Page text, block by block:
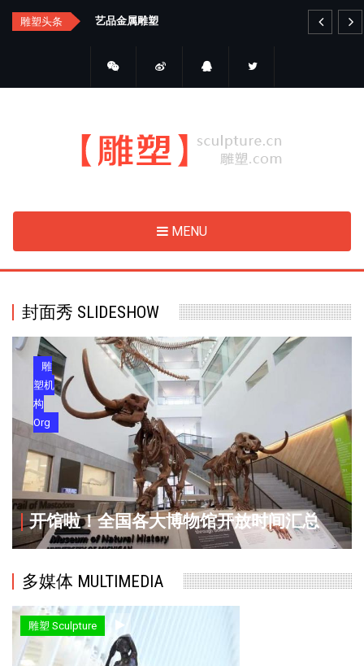
Skip
雕塑头条 艺品金属雕塑
MENU
封面秀 SLIDESHOW
开馆啦！全国各大博物馆开放时间汇总
雕
塑机
构
Org
多媒体 MULTIMEDIA
雕塑 Sculpture